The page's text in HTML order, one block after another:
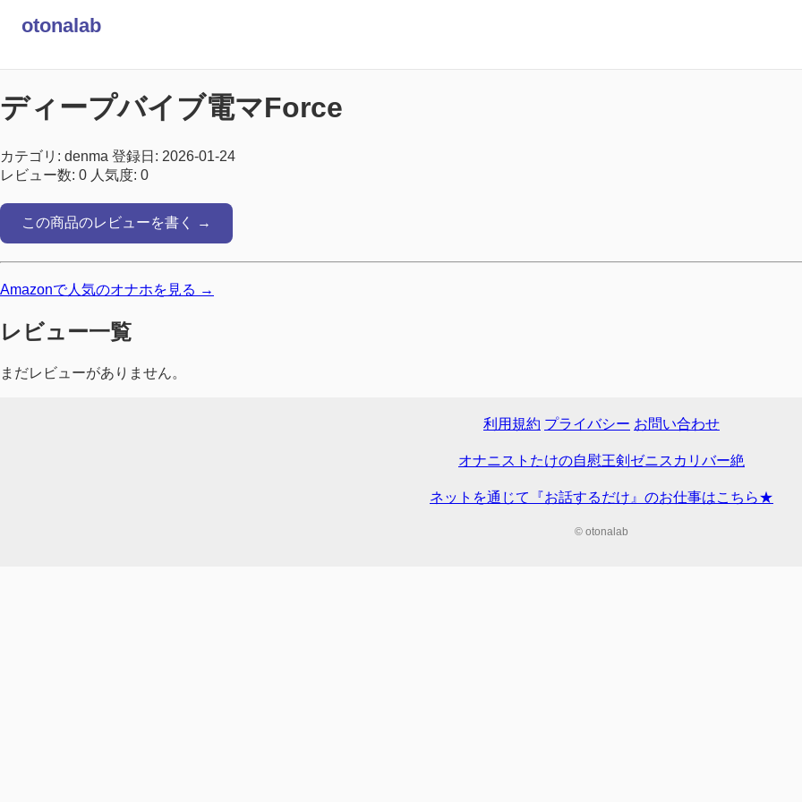
otonalab
ディープバイブ電マForce
カテゴリ: denma 登録日: 2026-01-24
レビュー数: 0 人気度: 0
この商品のレビューを書く →
Amazonで人気のオナホを見る →
レビュー一覧
まだレビューがありません。
利用規約 プライバシー お問い合わせ
オナニストたけの自慰王剣ゼニスカリバー絶
ネットを通じて『お話するだけ』のお仕事はこちら★
© otonalab